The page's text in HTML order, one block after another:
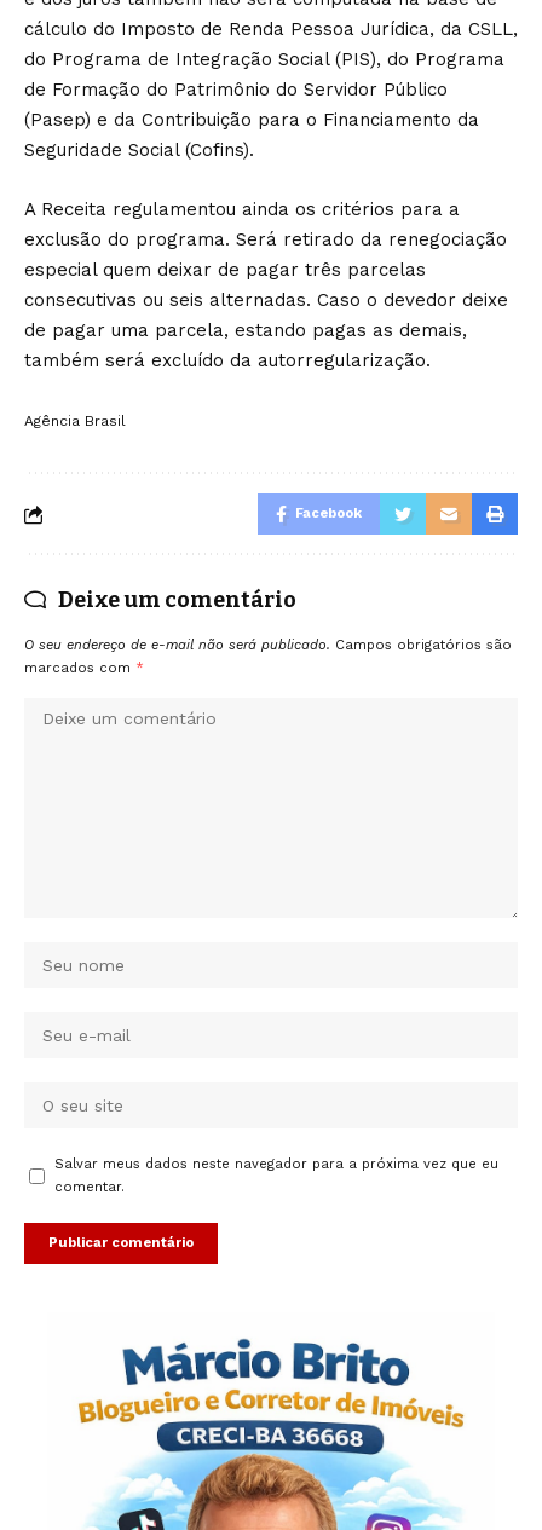
cálculo do Imposto de Renda Pessoa Jurídica, da CSLL,
do Programa de Integração Social (PIS), do Programa
de Formação do Patrimônio do Servidor Público
(Pasep) e da Contribuição para o Financiamento da
Seguridade Social (Cofins).
A Receita regulamentou ainda os critérios para a
exclusão do programa. Será retirado da renegociação
especial quem deixar de pagar três parcelas
consecutivas ou seis alternadas. Caso o devedor deixe
de pagar uma parcela, estando pagas as demais,
também será excluído da autorregularização.
Agência Brasil
Facebook
Deixe um comentário
O seu endereço de e-mail não será publicado. Campos obrigatórios são
marcados com *
Salvar meus dados neste navegador para a próxima vez que eu
comentar.